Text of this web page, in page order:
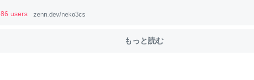
中。あと、Googleマップで位置情報を共有してる。電池残量や充電中かが分か
86 users zenn.dev/neko3cs
もっと読む